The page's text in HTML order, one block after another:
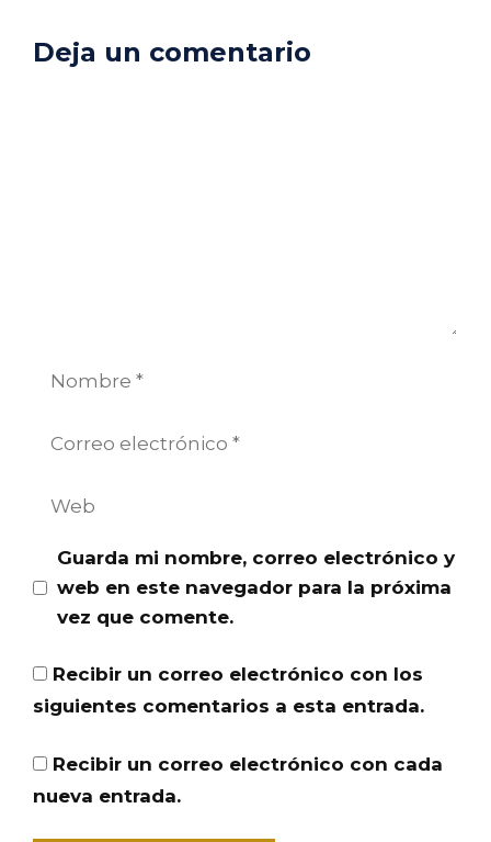
Deja un comentario
Nombre
Guarda mi nombre, correo electrónico y
web en este navegador para la próxima
vez que comente.
Recibir un correo electrónico con los
siguientes comentarios a esta entrada.
Recibir un correo electrónico con cada
nueva entrada.